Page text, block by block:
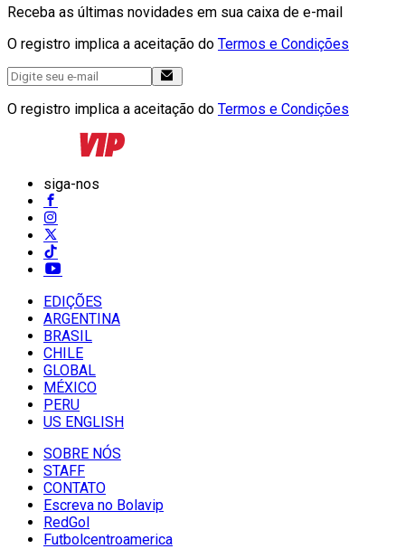
Receba as últimas novidades em sua caixa de e-mail
O registro implica a aceitação do Termos e Condições
O registro implica a aceitação do Termos e Condições
siga-nos
EDIÇÕES
ARGENTINA
BRASIL
CHILE
GLOBAL
MÉXICO
PERU
US ENGLISH
SOBRE NÓS
STAFF
CONTATO
Escreva no Bolavip
RedGol
Futbolcentroamerica